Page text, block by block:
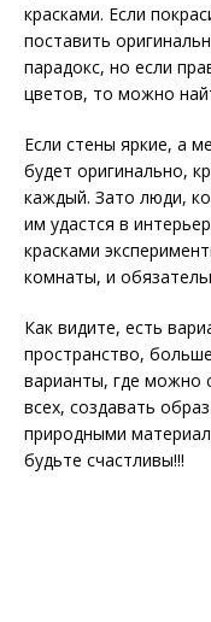
красками. Если
поставить
парадокс, но если
цветов, то можно
Если стены яркие, а
будет оригинально,
каждый. Зато люди,
им удастся в
красками
комнаты, и
Как видите, есть
пространство,
варианты, где можно
всех, создавать
природными
будьте счастливы!!!